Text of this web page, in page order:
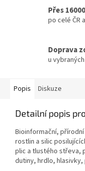
Přes
po celé ČR
Doprava
u
Popis Diskuze
Detailní popis
Bioinformační,
rostlin a silic
plic a tlustého střeva,
dutiny, hrdlo, hlasivky,